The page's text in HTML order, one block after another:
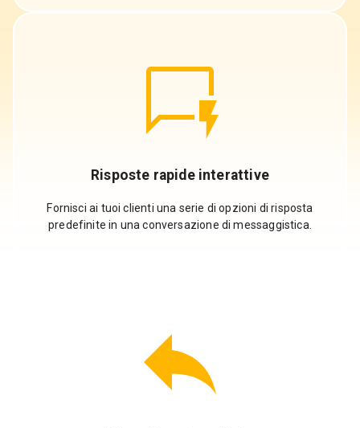
Risposte rapide interattive
Fornisci ai tuoi clienti una serie di opzioni di risposta
predefinite in una conversazione di messaggistica.